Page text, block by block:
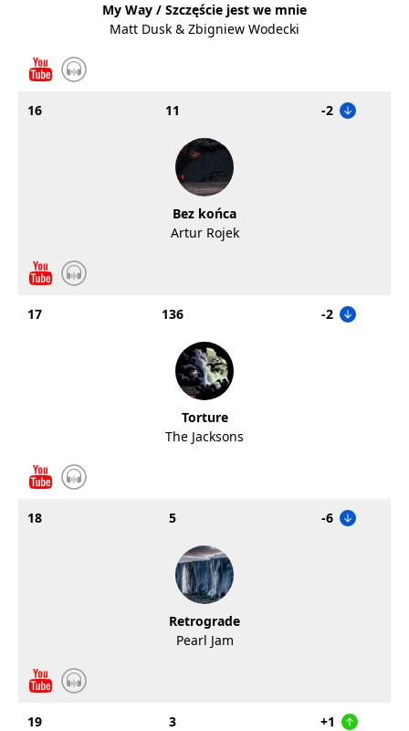
My Way / Szczęście jest we mnie
Matt Dusk & Zbigniew Wodecki
16 11 -2
Bez końca
Artur Rojek
17 136 -2
Torture
The Jacksons
18 5 -6
Retrograde
Pearl Jam
19 3 +1